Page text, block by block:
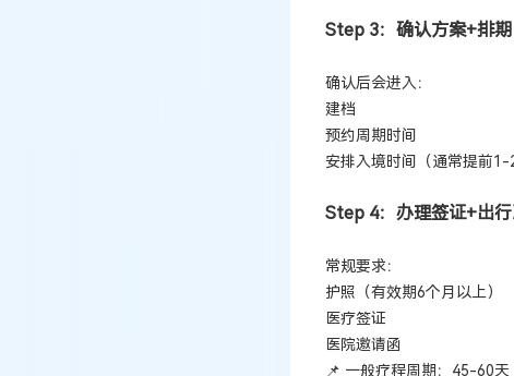
Step 3：确认方案+排期
确认后会进入：
建档
预约周期时间
安排入境时间（通常提前1-2
Step 4：办理签证+出
常规要求：
护照（有效期6个月以上）
医疗签证
医院邀请函
📌 一般疗程周期：45-60天